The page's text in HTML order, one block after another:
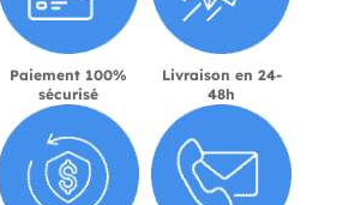
Paiement 100%
sécurisé
Livraison en 24-
48h